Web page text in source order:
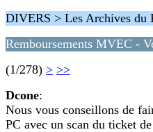
DIVERS > Les Archives du
Remboursements MVEC -
(1/278) > >>
Dcone:
Nous vous conseillons de
PC avec un scan du ticket